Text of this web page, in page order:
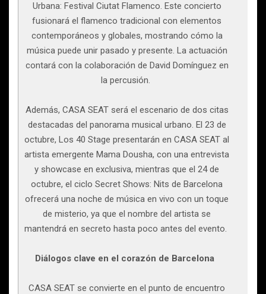
Urbana: Festival Ciutat Flamenco. Este concierto
fusionará el flamenco tradicional con elementos
contemporáneos y globales, mostrando cómo la
música puede unir pasado y presente. La actuación
contará con la colaboración de David Domínguez en
la percusión.
Además, CASA SEAT será el escenario de dos citas
destacadas del panorama musical urbano. El 23 de
octubre, Los 40 Stage presentarán en CASA SEAT al
artista emergente Mama Dousha, con una entrevista
y showcase en exclusiva, mientras que el 24 de
octubre, el ciclo Secret Shows: Nits de Barcelona
ofrecerá una noche de música en vivo con un toque
de misterio, ya que el nombre del artista se
mantendrá en secreto hasta poco antes del evento.
Diálogos clave en el corazón de Barcelona
CASA SEAT se convierte en el punto de encuentro